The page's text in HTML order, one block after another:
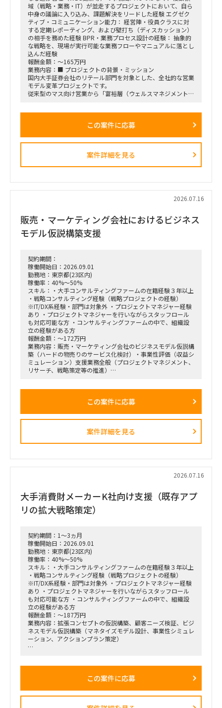
域（戦略・業務・IT）が並走するプロジェクトにおいて、自ら
中身の議論に入り込み、課題解決をリードした経験 エグゼク
ティブ・コミュニケーション能力： 経営陣・役員クラスに対
する定期レポーティング、および壁打ち（ディスカッション）
の相手を務めた経験 BPR・業務プロセス設計の経験： 抽象的
な戦略を、現場が実行可能な業務フローやマニュアルに落とし
込んだ経験
報酬金額：～165万円
業務内容：■ プロジェクトの背景・ミッション
国内大手証券会社のリテール部門を対象とした、全社的な営業
モデル変革プロジェクトです。
従来型のマス向け営業から「富裕層（ウェルスマネジメント）
戦略ファームが描いた絵に留まらず、組織再編、営業プロセス
動変容までを一気通貫で実現することが本プロジェクトの最大
■ 担当いただくポジション・役割
身の企画検討」
単なる進捗管理（事務局型PMO）ではなく、ビジネスと
IT（AI）の両面から中身の議論に入り込み、プロジェクトを実
■ 具体的な業務内容
富裕層向けセグメント戦略、KPI設計、新営業モデル設計など
経営・役員クラスに対する定期的なレポーティングおよび直接
のディスカッション（壁打ち）への参画。
「バディAI」「AIロープレ」「ダッシュボード」等の最先端ツ
ールの要件定義から、それを現場の営業員にどう使わせるか
（行動変容設計）までの定着化支援。
支店長やトップ営業経験を持つクライアント（証券会社側）の
コアメンバーとタッグを組み、現場のリアルな知見を取り込み
ながら実効性の高い設計を行います。
この案件に応募
案件詳細を見る
2026.07.16
販売・マーケティング会社におけるビジネス
モデル仮説構築支援
契約期間：
稼働開始日：2026.09.01
勤務地：東京都(23区内)
稼働率：40%～50%
スキル：・大手コンサルティングファームの在籍経験３年以上
・戦略コンサルティング経験（戦略プロジェクトの経験）
※IT/DX系経験・部門は対象外 ・プロジェクトマネジャー経験
あり ・プロジェクトマネジャーを行いながらスタッフロール
も対応可能な方 ・コンサルティングファームの中で、組織設
立の経験がある方
報酬金額：～172万円
業務内容：販売・マーケティング会社のビジネスモデル仮説構
築（ハードの物売りのサービス化検討）・事業性評価（収益シ
ミュレーション）支援業務全般（プロジェクトマネジメント、
リサーチ、戦略策定等の推進）
正解がない難易度の高いPJ」にプロジェクトをリードする立場
（例）
・市場環境分析、潜在市場規模（TAM、SAM）の推計、および
競合モデル調査を通じた成長戦略立案
ンス（BDD）の実行、および買収後のPMI支援
・財務モデリング（トップライン・コストの構成要素分解）を
・事業再生に向けた不採算事業の見直し、プロダクトポートフ
ォリオマネジメント、組織再編計画策定、および全社コスト削
減実行支援
この案件に応募
案件詳細を見る
2026.07.16
大手消費財メーカーK社向け支援（既存アプ
リの拡大戦略策定）
契約期間：1～3ヵ月
稼働開始日：2026.09.01
勤務地：東京都(23区内)
稼働率：40%～50%
スキル：・大手コンサルティングファームの在籍経験３年以上
・戦略コンサルティング経験（戦略プロジェクトの経験）
※IT/DX系経験・部門は対象外 ・プロジェクトマネジャー経験
あり ・プロジェクトマネジャーを行いながらスタッフロール
も対応可能な方 ・コンサルティングファームの中で、組織設
立の経験がある方
報酬金額：～187万円
業務内容：拡張コンセプトの仮説構築、顧客ニーズ検証、ビジ
ネスモデル仮説構築（マネタイズモデル設計、事業性シミュレ
ーション、アクションプラン策定）
・全社戦略・事業戦略および中期経営計画策定
この案件に応募